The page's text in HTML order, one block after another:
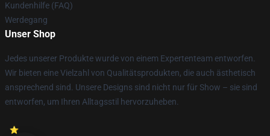
Kundenhilfe (FAQ)
Werdegang
Unser Shop
Jedes unserer Produkte wurde von einem Expertenteam entworfen.
Wir bieten eine Vielzahl von Qualitätsprodukten, die auch ästhetisch
ansprechend sind. Unsere Designs sind nicht nur für Show – sie sind
entworfen, um Ihren Alltagsstil hervorzuheben.